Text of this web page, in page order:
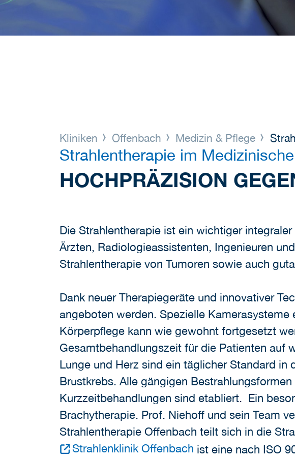
Kliniken Offenbach Medizin & Pflege
Strahlentherapie im
HOCHPRÄZISION
Die Strahlentherapie ist ein wichtiger
Ärzten, Radiologieassistenten, Ingenieuren
Strahlentherapie von Tumoren sowie auch
Dank neuer Therapiegeräte und innovativer
angeboten werden. Spezielle
Körperpflege kann wie gewohnt fortgesetzt
Gesamtbehandlungszeit für die Patienten auf
Lunge und Herz sind ein täglicher Standard
Brustkrebs. Alle gängigen
Kurzzeitbehandlungen sind etabliert. Ein
Brachytherapie. Prof. Niehoff und sein Team
Strahlentherapie Offenbach teilt sich in die
Strahlenklinik Offenbach ist eine nach ISO